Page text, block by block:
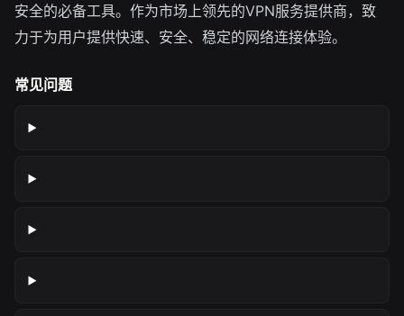
安全的必备工具。作为市场上领先的VPN服务提供商，致
力于为用户提供快速、安全、稳定的网络连接体验。
常见问题